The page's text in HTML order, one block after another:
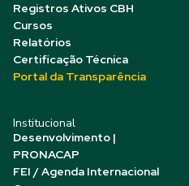
Registros Ativos CBH
Cursos
Relatórios
Certificação Técnica
Portal da Transparência
Institucional
Desenvolvimento |
PRONACAP
FEI / Agenda Internacional